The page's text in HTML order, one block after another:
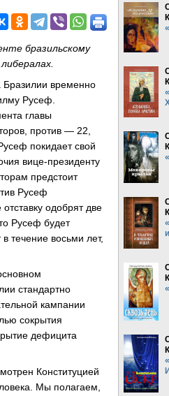
бразильскому
временно
Русеф.
главы
против — 22,
покидает свой
вице-президенту
предстоит
Русеф
одобрят две
Русеф будет
течение восьми лет,
стандартно
кампании
сокрытия
дефицита
Конституцией
Мы полагаем,